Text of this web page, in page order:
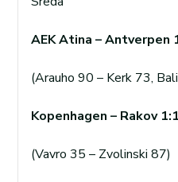
AEK Atina – Antverpen
(Arauho 90 – Kerk 73,
Kopenhagen – Rakov
(Vavro 35 – Zvolinski 87)